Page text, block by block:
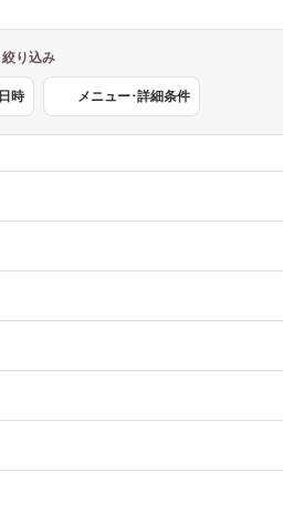
り込み
日時 メニュー･詳細条件